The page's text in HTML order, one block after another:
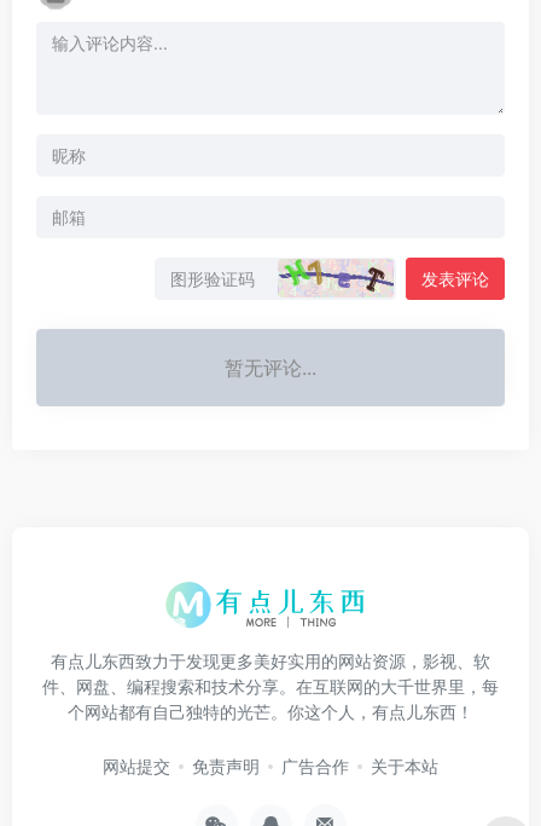
发表评论
暂无评论...
有点儿东西致力于发现更多美好实用的网站资源，影视、软
件、网盘、编程搜索和技术分享。在互联网的大千世界里，每
个网站都有自己独特的光芒。你这个人，有点儿东西！
网站提交 免责声明 广告合作 关于本站